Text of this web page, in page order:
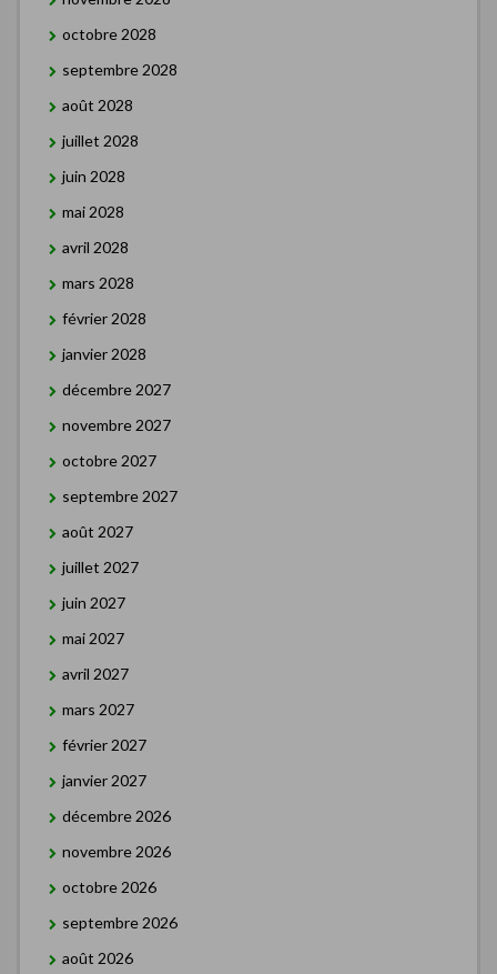
octobre 2028
septembre 2028
août 2028
juillet 2028
juin 2028
mai 2028
avril 2028
mars 2028
février 2028
janvier 2028
décembre 2027
novembre 2027
octobre 2027
septembre 2027
août 2027
juillet 2027
juin 2027
mai 2027
avril 2027
mars 2027
février 2027
janvier 2027
décembre 2026
novembre 2026
octobre 2026
septembre 2026
août 2026